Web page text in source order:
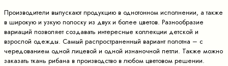
Производители выпускают продукцию в однотонном исполнении, а также
в широкую и узкую полоску из двух и более цветов. Разнообразие
вариаций позволяет создавать интересные коллекции детской и
взрослой одежды. Самый распространенный вариант полотна – с
чередованием одной лицевой и одной изнаночной петли. Также можно
заказать ткань рибана в производство в любом цветовом решении.